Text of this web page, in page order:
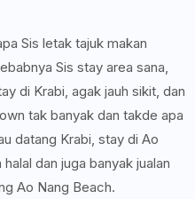
Sis letak tajuk makan
Sis stay area sana,
di Krabi, agak jauh sikit, dan
tak banyak dan takde apa
datang Krabi, stay di Ao
dan juga banyak jualan
Ao Nang Beach.